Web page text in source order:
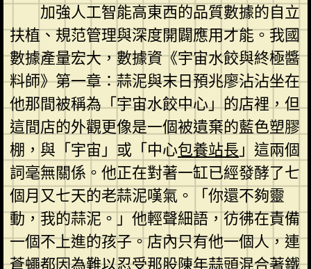
加強人工智能高東西的品質數據的自立
扶植、規范管理與深度開闢應用才能。我國
數據產量宏大，數據資《宇宙水餃與終極醬
料師》第一章：蒜泥與末日預兆廖沾沾坐在
他那間被稱為「宇宙水餃中心」的店裡，但
這間店的外觀更像是一個被遺棄的藍色塑膠
棚，與「宇宙」或「中心包養站長 」這兩個
詞毫無關係。他正在對著一缸已經發酵了七
個月又七天的老蒜泥嘆氣。「你還不夠靈
動，我的蒜泥。」他輕聲細語，彷彿在責備
一個不上進的孩子。店內只有他一個人，連
蒼蠅都因為難以忍受那股陳年蒜頭混合著鐵